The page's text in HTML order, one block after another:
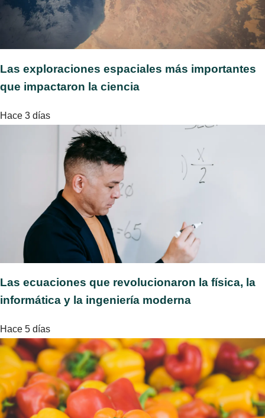
Las exploraciones espaciales más importantes
que impactaron la ciencia
Hace 3 días
Las ecuaciones que revolucionaron la física, la
informática y la ingeniería moderna
Hace 5 días